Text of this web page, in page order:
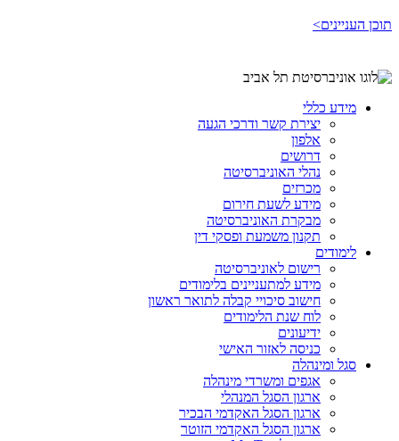
תוכן העניינים>
מידע כללי
יצירת קשר ודרכי הגעה
אלפון
דרושים
נהלי האוניברסיטה
מכרזים
מידע לשעת חירום
מבקרת האוניברסיטה
תקנון משמעת ופסקי דין
לימודים
רישום לאוניברסיטה
מידע למתעניינים בלימודים
חישוב סיכויי קבלה לתואר ראשון
לוח שנת הלימודים
ידיעונים
כניסה לאזור האישי
סגל ומינהלה
אגפים ומשרדי מינהלה
ארגון הסגל המנהלי
ארגון הסגל האקדמי הבכיר
ארגון הסגל האקדמי הזוטר